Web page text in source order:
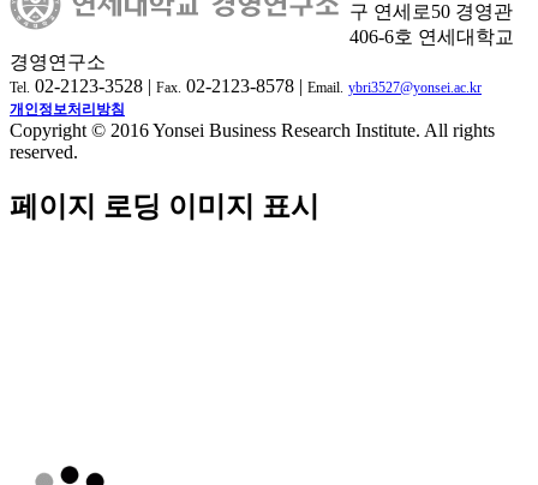
구 연세로50 경영관
406-6호 연세대학교
경영연구소
Tel. 02-2123-3528 | Fax. 02-2123-8578 | Email. ybri3527@yonsei.ac.kr
개인정보처리방침
Copyright © 2016 Yonsei Business Research Institute. All rights
reserved.
페이지 로딩 이미지 표시